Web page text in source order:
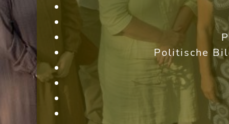
Politische